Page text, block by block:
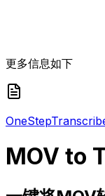
更多信息如下
OneStep
MOV to